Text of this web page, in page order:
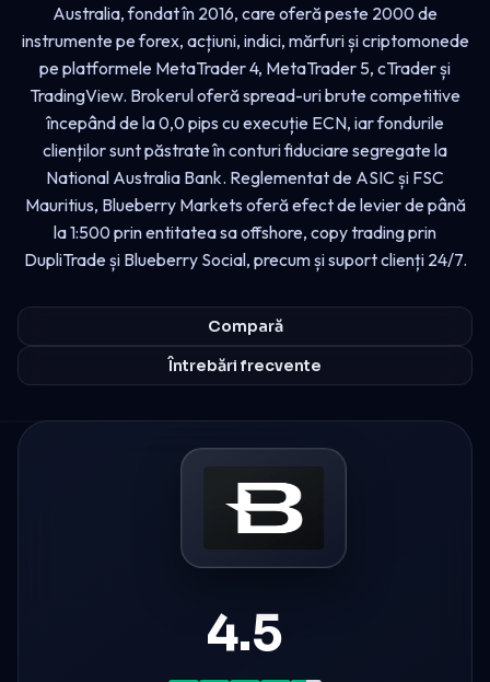
Australia, fondat în 2016, care oferă peste 2000 de
instrumente pe forex, acțiuni, indici, mărfuri și criptomonede
pe platformele MetaTrader 4, MetaTrader 5, cTrader și
TradingView. Brokerul oferă spread-uri brute competitive
începând de la 0,0 pips cu execuție ECN, iar fondurile
clienților sunt păstrate în conturi fiduciare segregate la
National Australia Bank. Reglementat de ASIC și FSC
Mauritius, Blueberry Markets oferă efect de levier de până
la 1:500 prin entitatea sa offshore, copy trading prin
DupliTrade și Blueberry Social, precum și suport clienți 24/7.
Compară
Întrebări frecvente
4.5